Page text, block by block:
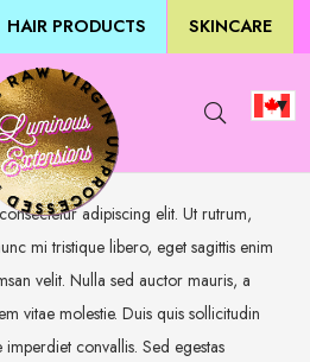
HAIR PRODUCTS SKINCARE
adipiscing elit. Ut rutrum,
mi tristique libero, eget sagittis enim
velit. Nulla sed auctor mauris, a
vitae molestie. Duis quis sollicitudin
convallis. Sed egestas